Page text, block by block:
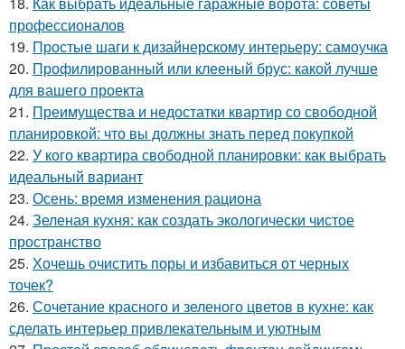
профессионалов
19. Простые шаги к дизайнерскому интерьеру: самоучка
20. Профилированный или клееный брус: какой лучше
для вашего проекта
21. Преимущества и недостатки квартир со свободной
планировкой: что вы должны знать перед покупкой
22. У кого квартира свободной планировки: как выбрать
идеальный вариант
23. Осень: время изменения рациона
24. Зеленая кухня: как создать экологически чистое
пространство
25. Хочешь очистить поры и избавиться от черных
точек?
26. Сочетание красного и зеленого цветов в кухне: как
сделать интерьер привлекательным и уютным